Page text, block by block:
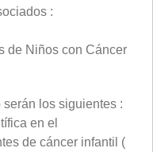
:
de Niños con Cáncer
serán los siguientes :
en el
de cáncer infantil (